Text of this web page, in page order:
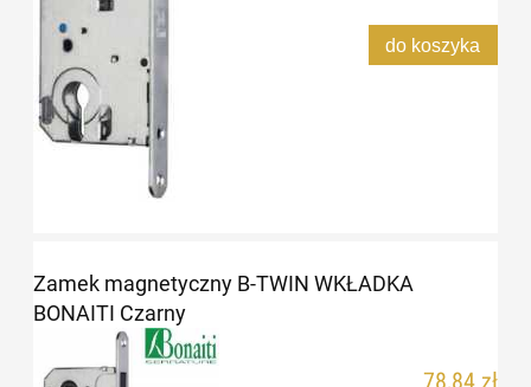
do koszyka
Zamek magnetyczny B-TWIN WKŁADKA
BONAITI Czarny
78,84 zł